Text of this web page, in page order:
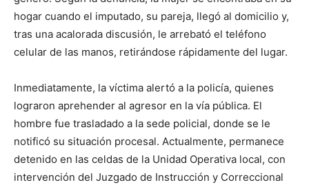
lo
se
hogar cuando el imputado, su pareja, llegó al domicilio y,
tras una acalorada discusión, le arrebató el teléfono
celular de las manos, retirándose rápidamente del lugar.
Inmediatamente, la víctima alertó a la policía, quienes
lograron aprehender al agresor en la vía pública. El
hombre fue trasladado a la sede policial, donde se le
notificó su situación procesal. Actualmente, permanece
detenido en las celdas de la Unidad Operativa local, con
intervención del Juzgado de Instrucción y Correccional